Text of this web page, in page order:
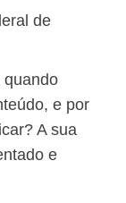
de
quando
e por
A sua
e